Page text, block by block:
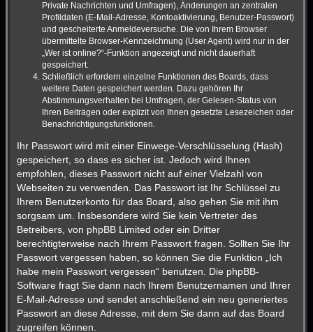
Private Nachrichten und Umfragen), Änderungen an zentralen
Profildaten (E-Mail-Adresse, Kontoaktivierung, Benutzer-Passwort)
und gescheiterte Anmeldeversuche. Die von Ihrem Browser
übermittelte Browser-Kennzeichnung (User Agent) wird nur in der
„Wer ist online?“-Funktion angezeigt und nicht dauerhaft
gespeichert.
Schließlich erfordern einzelne Funktionen des Boards, dass
weitere Daten gespeichert werden. Dazu gehören Ihr
Abstimmungsverhalten bei Umfragen, der Gelesen-Status von
Ihren Beiträgen oder explizit von Ihnen gesetzte Lesezeichen oder
Benachrichtigungsfunktionen.
Ihr Passwort wird mit einer Einwege-Verschlüsselung (Hash)
gespeichert, so dass es sicher ist. Jedoch wird Ihnen
empfohlen, dieses Passwort nicht auf einer Vielzahl von
Webseiten zu verwenden. Das Passwort ist Ihr Schlüssel zu
Ihrem Benutzerkonto für das Board, also gehen Sie mit ihm
sorgsam um. Insbesondere wird Sie kein Vertreter des
Betreibers, von phpBB Limited oder ein Dritter
berechtigterweise nach Ihrem Passwort fragen. Sollten Sie Ihr
Passwort vergessen haben, so können Sie die Funktion „Ich
habe mein Passwort vergessen“ benutzen. Die phpBB-
Software fragt Sie dann nach Ihrem Benutzernamen und Ihrer
E-Mail-Adresse und sendet anschließend ein neu generiertes
Passwort an diese Adresse, mit dem Sie dann auf das Board
zugreifen können.